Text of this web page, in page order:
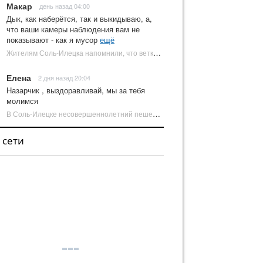
Макар день назад 04:00
Дык, как наберётся, так и выкидываю, а,
что ваши камеры наблюдения вам не
показывают - как я мусор ещё
Жителям Соль-Илецка напомнили, что ветки от деревьев нельзя оставлять на площадках ТКО | Новости Соль-Илецка
Елена 2 дня назад 20:04
Назарчик , выздоравливай, мы за тебя
молимся
В Соль-Илецке несовершеннолетний пешеход попал под колеса автомобиля | Новости Соль-Илецка